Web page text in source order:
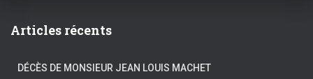
Articles récents
DÉCÈS DE MONSIEUR JEAN LOUIS MACHET